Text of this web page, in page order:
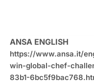
ANSA ENGLISH
https://www.ansa.it/
win-global-chef-
83b1-